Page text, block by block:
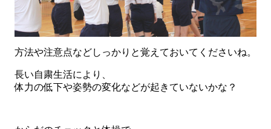
方法や注意点などしっかりと覚えておいてくださいね。
長い自粛生活により、
体力の低下や姿勢の変化などが起きていないかな？